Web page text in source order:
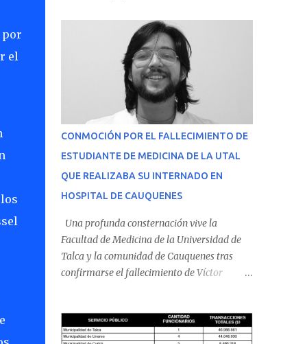
por
el
CONMOCIÓN POR EL FALLECIMIENTO DE
ESTUDIANTE DE MEDICINA DE LA UTAL
QUE REALIZABA SU INTERNADO EN
HOSPITAL DE CAUQUENES
Una profunda consternación vive la
Facultad de Medicina de la Universidad de
Talca y la comunidad de Cauquenes tras
confirmarse el fallecimiento de Víctor
Cauquenes. De acuerdo con los antecedentes
conocidos, el joven se presentó a cumplir su